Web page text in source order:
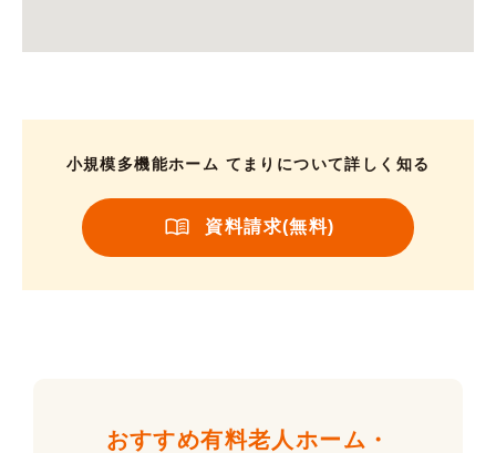
小規模多機能ホーム てまりについて詳しく知る
資料請求(無料)
おすすめ有料老人ホーム・